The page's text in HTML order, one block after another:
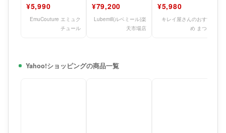
で10年保証【
¥5,990
EmuCouture エミュク
チュール
時開始！】 あこや
¥79,200
Lubemill(ルベミール)楽
天市場店
【汗に強い】 【選
べ
¥5,980
キレイ屋さんのおすす
め まつよ
Yahoo!ショッピングの商品一覧